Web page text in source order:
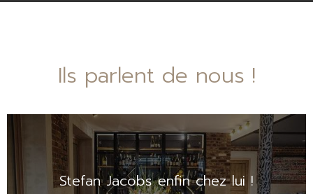
Ils parlent de nous !
Stefan Jacobs enfin chez lui !